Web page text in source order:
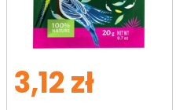
3,12 zł